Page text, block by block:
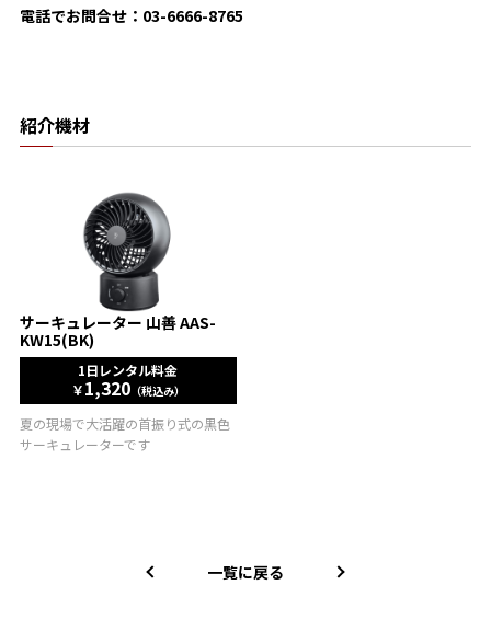
電話でお問合せ：03-6666-8765
紹介機材
サーキュレーター 山善 AAS-
KW15(BK)
1日レンタル料金
￥1,320（税込み）
夏の現場で大活躍の首振り式の黒色
サーキュレーターです
一覧に戻る